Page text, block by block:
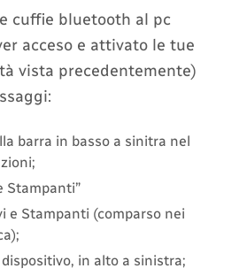
cuffie bluetooth al pc
acceso e attivato le tue
vista precedentemente)
barra in basso a sinitra nel
Stampanti”
e Stampanti (comparso nei
in alto a sinistra;